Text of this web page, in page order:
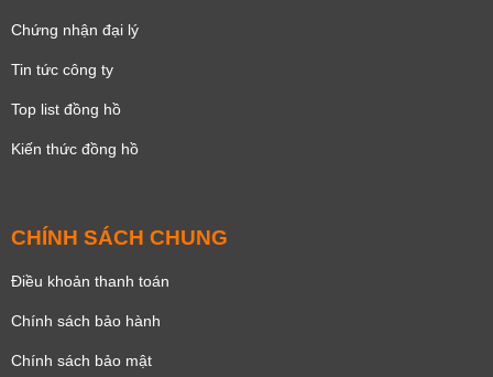
Chứng nhận đại lý
Tin tức công ty
Top list đồng hồ
Kiến thức đồng hồ
CHÍNH SÁCH CHUNG
Điều khoản thanh toán
Chính sách bảo hành
Chính sách bảo mật